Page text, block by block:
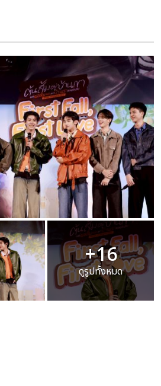
+16
ดูรูปทั้งหมด